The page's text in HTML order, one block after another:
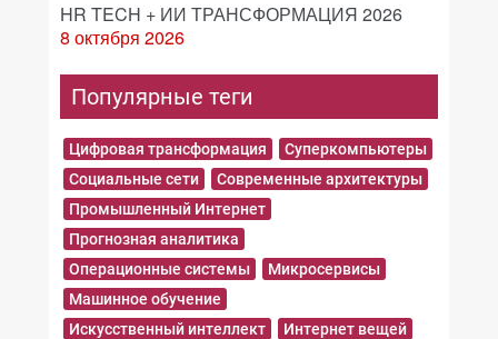
HR TECH + ИИ ТРАНСФОРМАЦИЯ 2026
8 октября 2026
Популярные теги
Цифровая трансформация
Суперкомпьютеры
Социальные сети
Современные архитектуры
Промышленный Интернет
Прогнозная аналитика
Операционные системы
Микросервисы
Машинное обучение
Искусственный интеллект
Интернет вещей